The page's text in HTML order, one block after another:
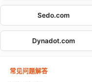
Sedo.com
Dynadot.com
常见问题解答